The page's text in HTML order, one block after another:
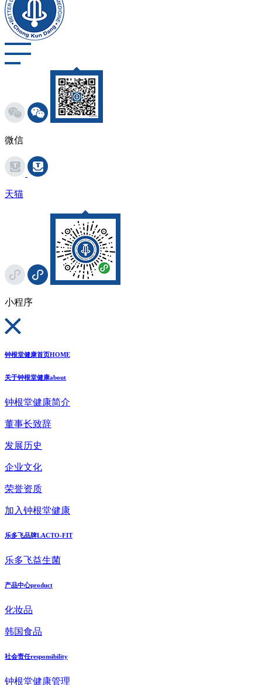
微信
天猫
小程序
钟根堂健康首页HOME
关于钟根堂健康about
钟根堂健康简介
董事长致辞
发展历史
企业文化
荣誉资质
加入钟根堂健康
乐多飞品牌LACTO-FIT
乐多飞益生菌
产品中心product
化妆品
韩国食品
社会责任responsibility
钟根堂健康管理